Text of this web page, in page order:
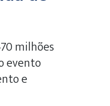
milhões
evento
e